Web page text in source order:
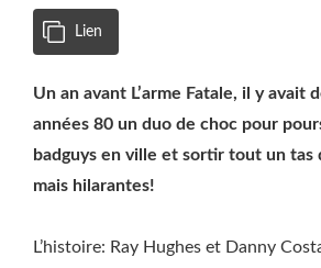
Lien
Un an avant L’arme Fatale, il y avait
années 80 un duo de choc pour
badguys en ville et sortir tout un tas
mais hilarantes!
L’histoire: Ray Hughes et Danny